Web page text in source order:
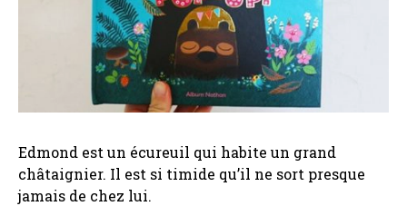
Edmond est un écureuil qui habite un grand
châtaignier. Il est si timide qu’il ne sort presque
jamais de chez lui.